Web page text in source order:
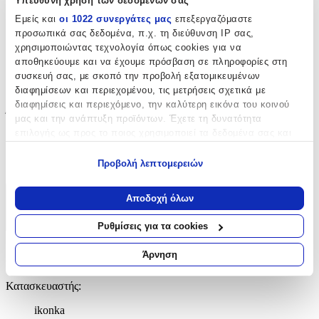
Εμείς και οι 1022 συνεργάτες μας επεξεργαζόμαστε
προσωπικά σας δεδομένα, π.χ. τη διεύθυνση IP σας,
χρησιμοποιώντας τεχνολογία όπως cookies για να
αποθηκεύουμε και να έχουμε πρόσβαση σε πληροφορίες στη
συσκευή σας, με σκοπό την προβολή εξατομικευμένων
διαφημίσεων και περιεχομένου, τις μετρήσεις σχετικά με
διαφημίσεις και περιεχόμενο, την καλύτερη εικόνα του κοινού
μας και την ανάπτυξη προϊόντων. Έχετε τη δυνατότητα
Να συλλέξουμε πληροφορίες σχετικά με τη γεωγραφική
σας τοποθεσία, οι οποίες μπορεί να είναι ακριβείς σε
απόσταση μερικών μέτρων
Να αναγνωρίσουμε τη συσκευή σας σαρώνοντας ενεργά
για συγκεκριμένα χαρακτηριστικά (δακτυλικό αποτύπωμα)
Μάθετε περισσότερα σχετικά με τον τρόπο επεξεργασίας των
προσωπικών σας δεδομένων και καθορίστε τις προτιμήσεις σας
ενότητα “Λεπτομέρειες”
ανακαλέσετε τη συγκατάθεσή σας ανά πάσα στιγμή από τη
Προβολή λεπτομερειών
Αποδοχή όλων
Ρυθμίσεις για τα cookies
Άρνηση
34
Πλάτος:
10
cm
Ύψος
34
Κατασκευαστής:
ikonka